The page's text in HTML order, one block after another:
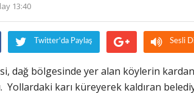
13:40
Twitter'da Paylaş Sesli
dağ bölgesinde yer alan köylerin
Yollardaki karı küreyerek kaldıran